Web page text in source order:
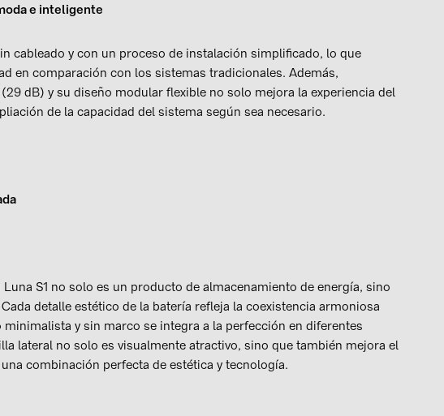
e inteligente
cableado y con un proceso de instalación simplificado, lo que
en comparación con los sistemas tradicionales. Además,
dB) y su diseño modular flexible no solo mejora la experiencia del
de la capacidad del sistema según sea necesario.
S1 no solo es un producto de almacenamiento de energía, sino
detalle estético de la batería refleja la coexistencia armoniosa
y sin marco se integra a la perfección en diferentes
lateral no solo es visualmente atractivo, sino que también mejora el
combinación perfecta de estética y tecnología.